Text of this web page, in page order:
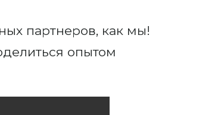
партнеров, как мы!
опытом